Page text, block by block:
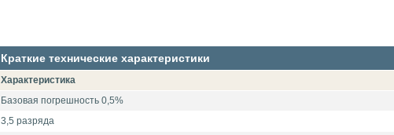
Краткие технические характеристики
Характеристика
Базовая погрешность 0,5%
3,5 разряда